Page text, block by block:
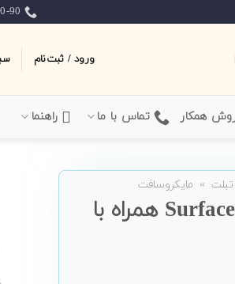
90
ورود / ثبت‌نام
همکار تماس با ما راهنما
تبلت » مایکروسافت
تبلت Microsoft مدل Surface Pro 6 همراه با